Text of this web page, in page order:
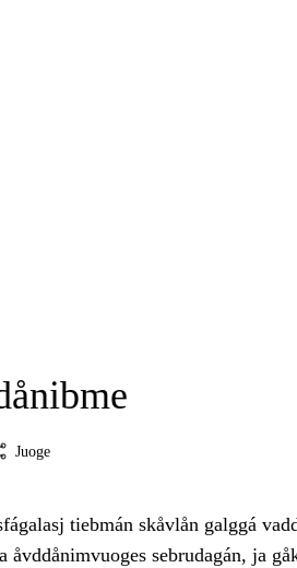
Juoge
tiebmán skåvlån galggá
åvddånimvuoges sebrudagán, ja